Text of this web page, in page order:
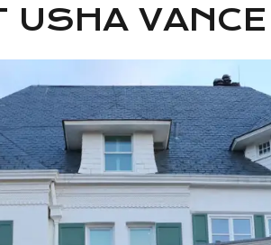
USHA VANCE